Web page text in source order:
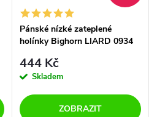
Pánské nízké zateplené
holínky Bighorn LIARD 0934
444 Kč
Skladem
ZOBRAZIT